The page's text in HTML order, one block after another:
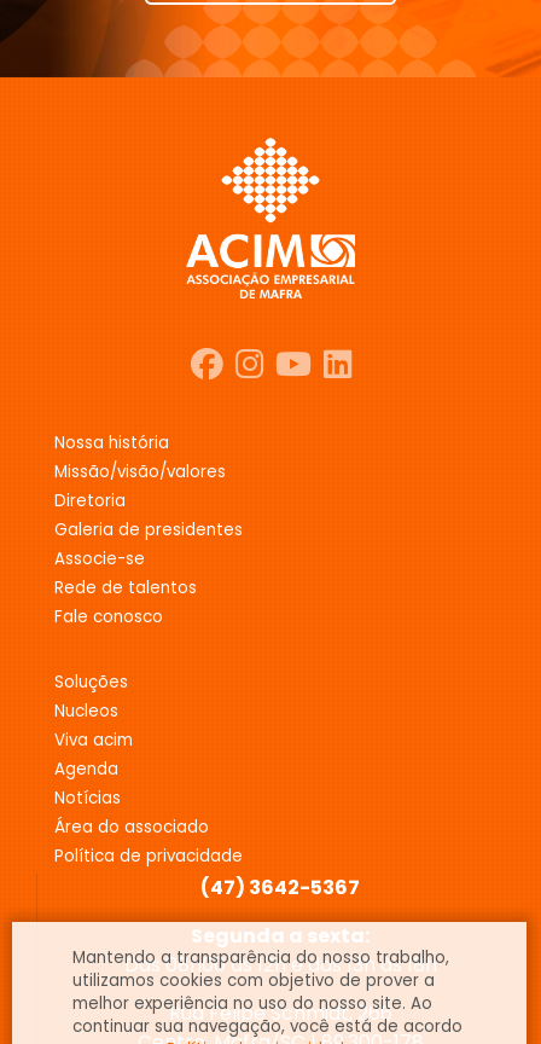
nossa história
missão/visão/valores
diretoria
galeria de presidentes
associe-se
rede de talentos
fale conosco
soluções
nucleos
viva acim
agenda
notícias
área do associado
política de privacidade
(47) 3642-5367
Segunda a sexta:
Das 08h00 às 12h e das 13h às 18h
Rua Felipe Schmidt, 266
Mantendo a transparência do nosso trabalho,
utilizamos cookies com objetivo de prover a
melhor experiência no uso do nosso site. Ao
continuar sua navegação, você está de acordo